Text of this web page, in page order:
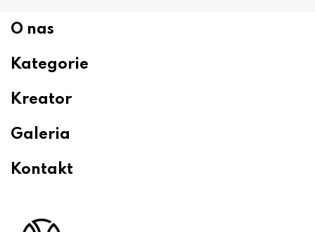
O nas
Kategorie
Kreator
Galeria
Kontakt